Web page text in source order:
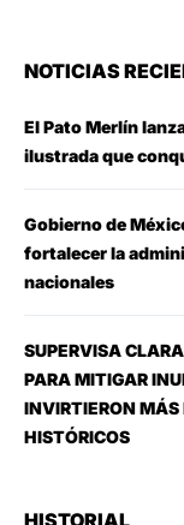
NOTICIAS
El Pato Merlín
ilustrada que
Gobierno de
fortalecer la
nacionales
SUPERVISA
PARA MITIGAR
INVIRTIERON MÁS
HISTÓRICOS
HISTORIAL